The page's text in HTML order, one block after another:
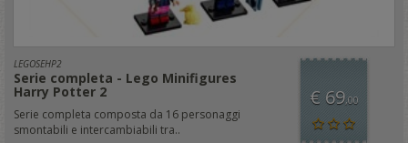
LEGOSEHP2
Serie completa - Lego Minifigures
Harry Potter 2
Serie completa composta da 16 personaggi
smontabili e intercambiabili tra..
€ 69,00